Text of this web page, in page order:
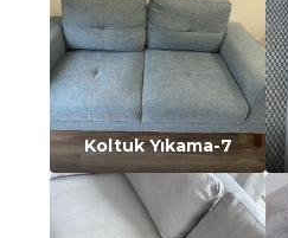
Koltuk Yıkama-7